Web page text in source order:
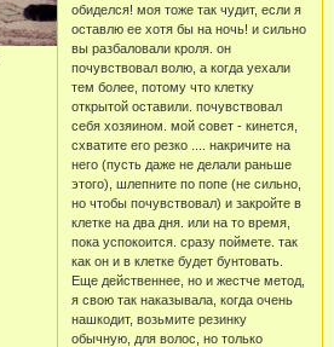
обиделся! моя тоже так чудит, если я
оставлю ее хотя бы на ночь! и сильно
вы разбаловали кроля. он
почувствовал волю, а когда уехали
тем более, потому что клетку
открытой оставили. почувствовал
себя хозяином. мой совет - кинется,
схватите его резко .... накричите на
него (пусть даже не делали раньше
этого), шлепните по попе (не сильно,
но чтобы почувствовал) и закройте в
клетке на два дня. или на то время,
пока успокоится. сразу поймете. так
как он и в клетке будет бунтовать.
Еще действеннее, но и жестче метод,
я свою так наказывала, когда очень
нашкодит, возьмите резинку
обычную, для волос, но только